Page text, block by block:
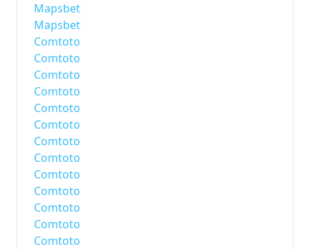
Mapsbet
Mapsbet
Comtoto
Comtoto
Comtoto
Comtoto
Comtoto
Comtoto
Comtoto
Comtoto
Comtoto
Comtoto
Comtoto
Comtoto
Comtoto